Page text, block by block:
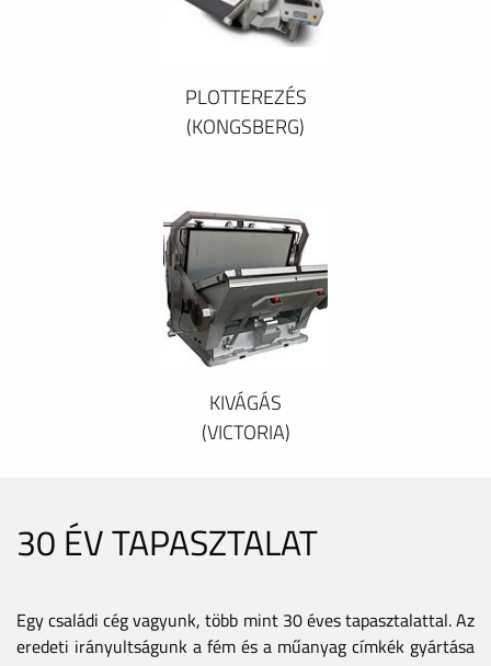
PLOTTEREZÉS
(KONGSBERG)
KIVÁGÁS
(VICTORIA)
30 ÉV TAPASZTALAT
Egy családi cég vagyunk, több mint 30 éves tapasztalattal. Az
eredeti irányultságunk a fém és a műanyag címkék gyártása